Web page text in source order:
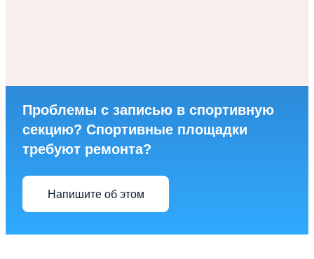
Проблемы с записью в спортивную
секцию? Спортивные площадки
требуют ремонта?
Напишите об этом